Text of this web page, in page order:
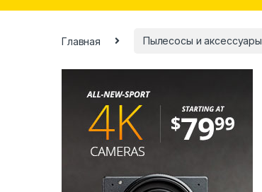
Главная Пылесосы и аксессуары